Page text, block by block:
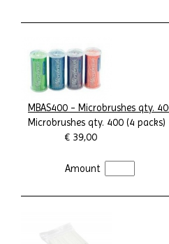
MBAS400 - Microbrushes qty.
Microbrushes qty. 400 (4 packs)
€ 39,00
Amount